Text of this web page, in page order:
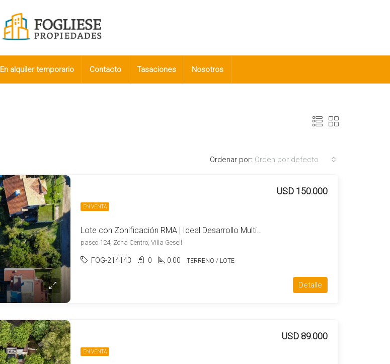
En alquiler temporario Contacto Tasaciones Nosotros
Ordenar por: Orden por defecto
EN VENTA
Lote con Zonificación RMA | Ideal Desarrollo Multifamiliar en Villa Gesell
USD 150.000
paseo 124, Zona Centro, Villa Gesell
FOG-214143 0 0.00 TERRENO / LOTE
Detalle
EN VENTA
USD 89.000